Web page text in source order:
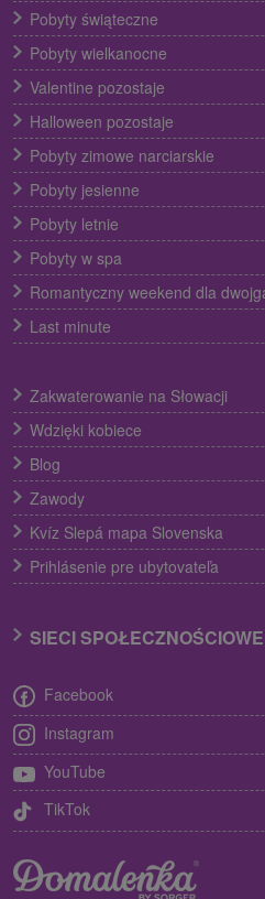
Pobyty świąteczne
Pobyty wielkanocne
Valentine pozostaje
Halloween pozostaje
Pobyty zimowe narciarskie
Pobyty jesienne
Pobyty letnie
Pobyty w spa
Romantyczny weekend dla
Last minute
Zakwaterowanie na Słowacji
Wdzięki kobiece
Blog
Zawody
Kvíz Slepá mapa Slovenska
Prihlásenie pre ubytovateľa
SIECI
Facebook
Instagram
YouTube
TikTok